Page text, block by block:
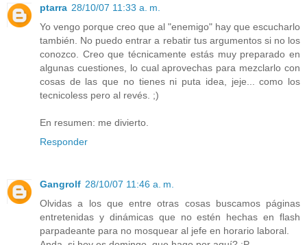
ptarra 28/10/07 11:33 a. m.
Yo vengo porque creo que al "enemigo" hay que escucharlo
también. No puedo entrar a rebatir tus argumentos si no los
conozco. Creo que técnicamente estás muy preparado en
algunas cuestiones, lo cual aprovechas para mezclarlo con
cosas de las que no tienes ni puta idea, jeje... como los
tecnicoless pero al revés. ;)
En resumen: me divierto.
Responder
Gangrolf 28/10/07 11:46 a. m.
Olvidas a los que entre otras cosas buscamos páginas
entretenidas y dinámicas que no estén hechas en flash
parpadeante para no mosquear al jefe en horario laboral.